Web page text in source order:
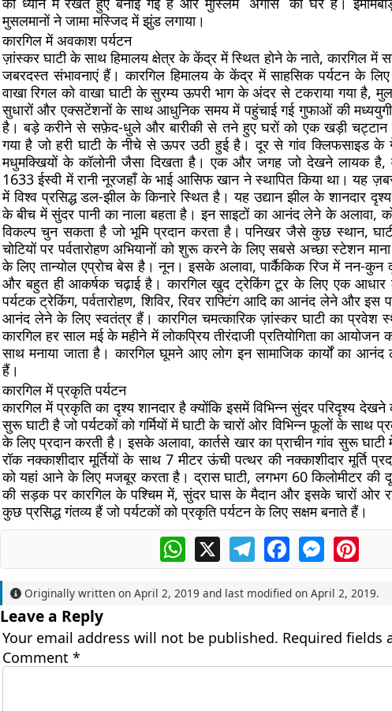
मुसलमानों ने जामा मस्जिद में झुंड लगाया।
कारगिल में अवकाश पर्यटन
ज़ांस्कर घाटी के साथ हिमालय क्षेत्र के केंद्र में स्थित होने के नाते, कारगिल में
जबरदस्त संभावनाएं हैं। कारगिल हिमालय के केंद्र में साहसिक पर्यटन के
वाखा रिगल को वाखा घाटी के सुरम्य ऊपरी भाग के अंदर से टकराया गया
सुधारों और एक्सटेंशनों के साथ आधुनिक समय में पहुंचाई गई गुफाओं की
है। बड़े करीने से सफ़ेद-धुले और बारीकी से तने हुए घरों को एक खड़ी चट्टान
गया है जो हरी घाटी के नीचे से ऊपर उठी हुई है। दूर से गांव क्लिफसाइड
मधुमक्खियों के कॉलोनी जैसा दिखता है। एक और जगह जो देखने लायक है,
1633 ईस्वी में रानी नूरजहाँ के भाई आसिफ खान ने स्थापित किया था। यह
में विश्व प्रसिद्ध डल-झील के किनारे स्थित है। यह उद्यान झील के शानदार
के बीच में सुंदर पानी का नाला बहता है। इन साइटों का आनंद लेने के अलावा,
विकल्प चुन सकता है जो भूमि प्रदान करता है। पनिखर जैसे कुछ स्थान,
चोटियों पर पर्वतारोहण अभियानों को शुरू करने के लिए सबसे अच्छा स्टेशन
के लिए तान्योल एप्रोच बेस है। नून। इसके अलावा, पार्कैकिक रिज में नन-कुन
और बहुत ही आकर्षक चढ़ाई है। कारगिल खुद ट्रेकिंग टूर के लिए एक आधार
पर्यटक ट्रेकिंग, पर्वतारोहण, शिविर, रिवर राफ्टिंग आदि का आनंद लेने और इस
आनंद लेने के लिए स्वतंत्र हैं। कारगिल चमत्कारिक ज़ांस्कर घाटी का
कारगिल हर साल मई के महीने में लोकप्रिय तीरंदाजी प्रतियोगिता का
साथ मनाया जाता है। कारगिल घूमने आए लोग इन सामाजिक कार्यों का
हैं।
कारगिल में प्रकृति पर्यटन
कारगिल में प्रकृति का दृश्य शानदार है क्योंकि इसमें विभिन्न सुंदर परिदृश्य
सुरू घाटी है जो पर्यटकों को गर्मियों में घाटी के चारों ओर विभिन्न फूलों के साथ
के लिए प्रदान करती है। इसके अलावा, कार्तसे खार का प्राचीन गांव सुरू
रॉक नक्काशीदार मूर्तियों के साथ 7 मीटर ऊंची पत्थर की नक्काशीदार मूर्ति
को यहां आने के लिए मजबूर करता है। द्रास घाटी, लगभग 60 किलोमीटर की
की सड़क पर कारगिल के पश्चिम में, सुंदर घास के मैदान और इसके चारों ओर
कुछ प्रसिद्ध गंतव्य हैं जो पर्यटकों को प्रकृति पर्यटन के लिए सक्षम बनाते हैं।
WhatsApp
X TelegramFacebookMessenger
Originally written on April 2, 2019 and last modified on April 2, 2019.
Leave a Reply
Your email address will not be published. Required fields
Comment *